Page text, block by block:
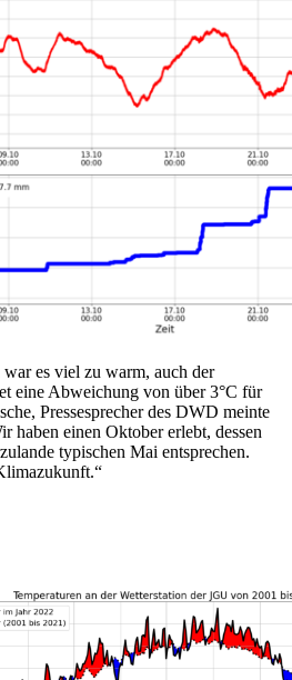
es viel zu warm, auch der
eine Abweichung von über 3°C für
Pressesprecher des DWD meinte
haben einen Oktober erlebt, dessen
typischen Mai entsprechen.